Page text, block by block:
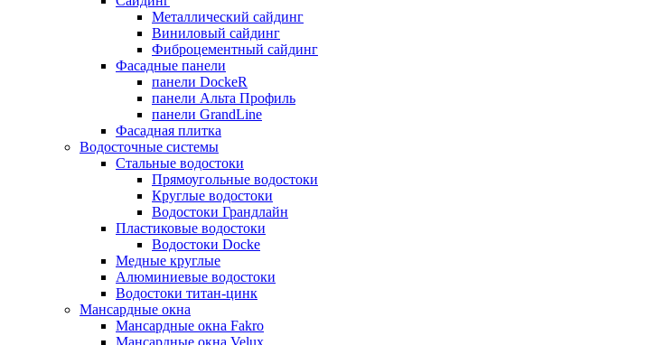
Металлический сайдинг
Виниловый сайдинг
Фиброцементный сайдинг
Фасадные панели
панели DockeR
панели Альта Профиль
панели GrandLine
Фасадная плитка
Водосточные системы
Стальные водостоки
Прямоугольные водостоки
Круглые водостоки
Водостоки Грандлайн
Пластиковые водостоки
Водостоки Docke
Медные круглые
Алюминиевые водостоки
Водостоки титан-цинк
Мансардные окна
Мансардные окна Fakro
Мансардные окна Velux